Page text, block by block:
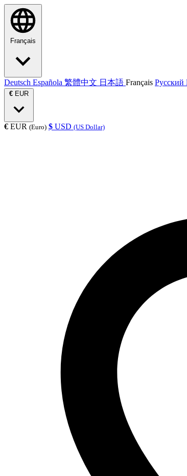
Français
Deutsch Española 繁體中文 日本語 Français Русский
€ EUR
€ EUR (Euro) $ USD (US Dollar)